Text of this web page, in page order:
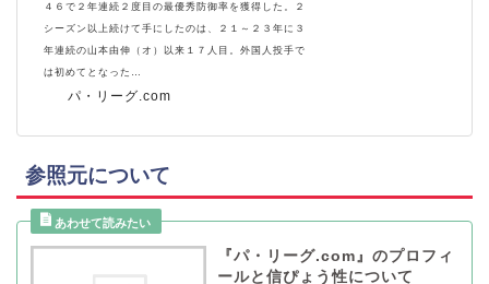
パ・リーグ.com
４６で２年連続２度目の最優秀防御率を獲得した。２
シーズン以上続けて手にしたのは、２１～２３年に３
年連続の山本由伸（オ）以来１７人目。外国人投手で
は初めてとなった…
参照元について
『パ・リーグ.com』のプロフィ
ールと信ぴょう性について